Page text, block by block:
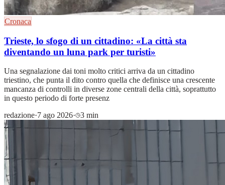
Cronaca
Trieste, lo sfogo di un cittadino: «La città sta
diventando un luna park per turisti»
Una segnalazione dai toni molto critici arriva da un cittadino
triestino, che punta il dito contro quella che definisce una crescente
mancanza di controlli in diverse zone centrali della città, soprattutto
in questo periodo di forte presenz
redazione·7 ago 2026· 3 min